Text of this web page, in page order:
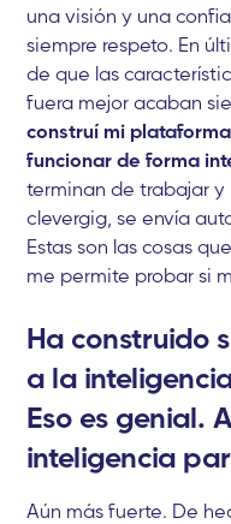
una visión y una
siempre respeto. En
de que las
fuera mejor acaban
construí mi
funcionar de forma
terminan de trabajar y
clevergig, se envía
Estas son las cosas
me permite probar si
Ha construido
a la
Eso es genial.
inteligencia
Aún más fuerte. De